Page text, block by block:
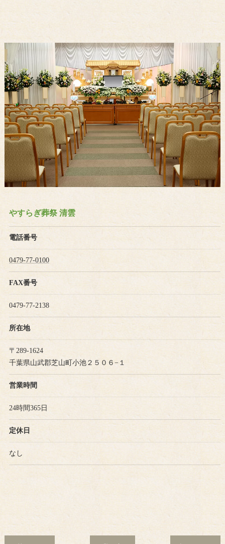
やすらぎ葬祭 清雲
電話番号
0479-77-0100
FAX番号
0479-77-2138
所在地
〒289-1624
千葉県山武郡芝山町小池２５０６−１
営業時間
24時間365日
定休日
なし